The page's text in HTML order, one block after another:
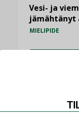
Vesi- ja
jämähtänyt
MIELIPIDE